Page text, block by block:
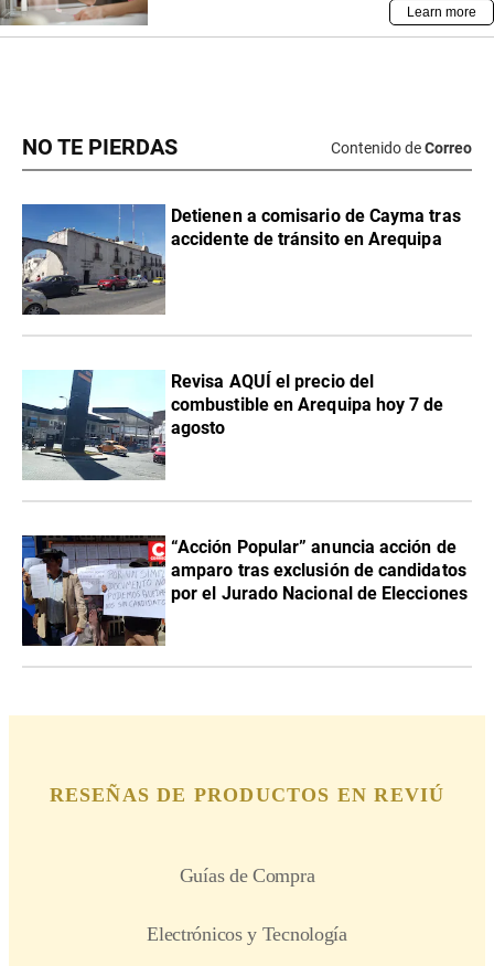
NO TE PIERDAS Contenido deCorreo
Detienen a comisario de Cayma tras
accidente de tránsito en Arequipa
Revisa AQUÍ el precio del
combustible en Arequipa hoy 7 de
agosto
“Acción Popular” anuncia acción de
amparo tras exclusión de candidatos
por el Jurado Nacional de Elecciones